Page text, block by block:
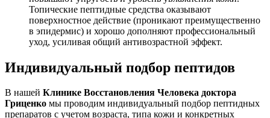
Топические пептидные средства оказывают
поверхностное действие (проникают преимущественно
в эпидермис) и хорошо дополняют профессиональный
уход, усиливая общий антивозрастной эффект.
Индивидуальный подбор пептидов
В нашей Клинике Восстановления Человека доктора
Гриценко мы проводим индивидуальный подбор пептидных
препаратов с учетом возраста, типа кожи и конкретных